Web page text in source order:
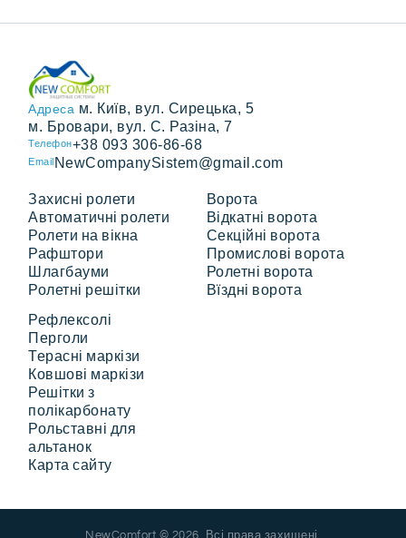
Адреса м. Київ, вул. Сирецька, 5
м. Бровари, вул. С. Разіна, 7
Телефон+38 093 306-86-68
Email NewCompanySistem@gmail.com
Захисні ролети
Автоматичні ролети
Ролети на вікна
Рафштори
Шлагбауми
Ролетні решітки
Ворота
Відкатні ворота
Секційні ворота
Промислові ворота
Ролетні ворота
Вїздні ворота
Рефлексолі
Перголи
Терасні маркізи
Ковшові маркізи
Решітки з
полікарбонату
Рольставні для
альтанок
Карта сайту
NewComfort © 2026. Всі права захищені.